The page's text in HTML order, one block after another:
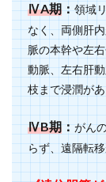
ⅣA期：領域
なく、両側肝
脈の本幹や左
動脈、左右肝
枝まで浸潤が
ⅣB期：がん
らず、遠隔転